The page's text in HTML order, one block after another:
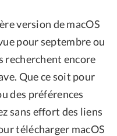
version de macOS
pour septembre ou
encore
Que ce soit pour
des préférences
sans effort des liens
télécharger macOS